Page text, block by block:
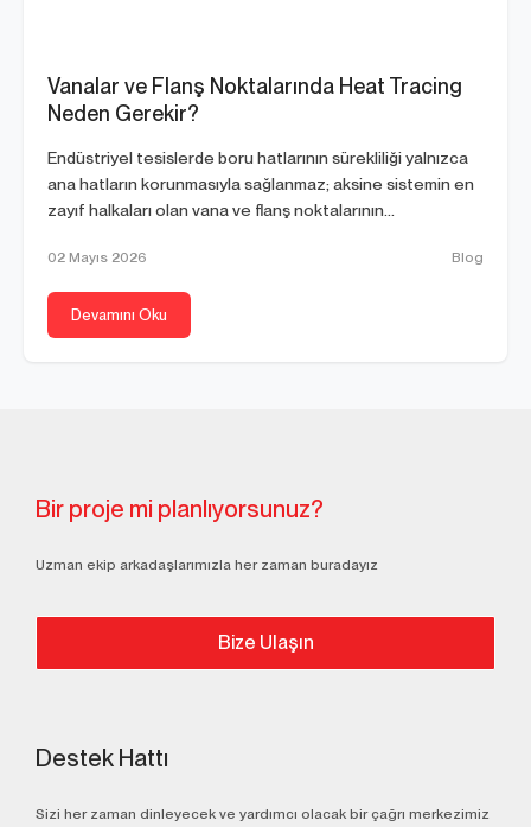
Vanalar ve Flanş Noktalarında Heat Tracing
Neden Gerekir?
Endüstriyel tesislerde boru hatlarının sürekliliği yalnızca
ana hatların korunmasıyla sağlanmaz; aksine sistemin en
zayıf halkaları olan vana ve flanş noktalarının...
02 Mayıs 2026 Blog
Devamını Oku
Bir proje mi planlıyorsunuz?
Uzman ekip arkadaşlarımızla her zaman buradayız
Bize Ulaşın
Destek Hattı
Sizi her zaman dinleyecek ve yardımcı olacak bir çağrı merkezimiz